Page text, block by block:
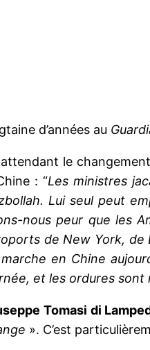
d’années au
le
: “Les ministres
Lui seul peut
nous peur que les
de New York, de
en Chine
et les ordures sont
Tomasi di
». C’est